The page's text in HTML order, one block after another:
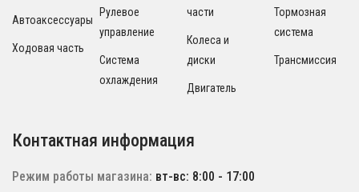
Автоаксессуары
Ходовая часть
Рулевое
управление
Система
охлаждения
части
Колеса и
диски
Двигатель
Тормозная
система
Трансмиссия
Контактная информация
Режим работы магазина: вт-вс: 8:00 - 17:00